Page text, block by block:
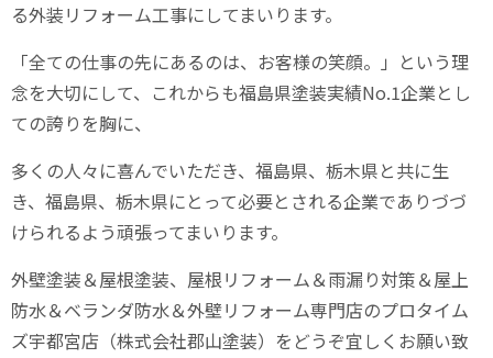
る外装リフォーム工事にしてまいります。
「全ての仕事の先にあるのは、お客様の笑顔。」という理
念を大切にして、これからも福島県塗装実績No.1企業とし
ての誇りを胸に、
多くの人々に喜んでいただき、福島県、栃木県と共に生
き、福島県、栃木県にとって必要とされる企業でありづづ
けられるよう頑張ってまいります。
外壁塗装＆屋根塗装、屋根リフォーム＆雨漏り対策＆屋上
防水＆ベランダ防水＆外壁リフォーム専門店のプロタイム
ズ宇都宮店（株式会社郡山塗装）をどうぞ宜しくお願い致